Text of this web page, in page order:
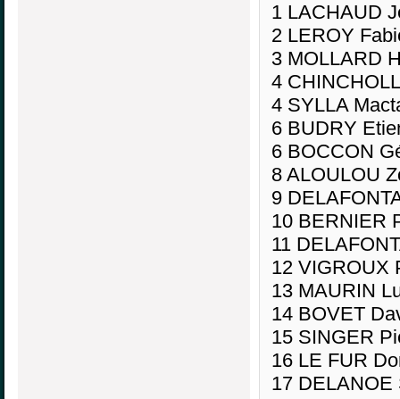
1 LACHAUD
2 LEROY
3 MOLLARD
4
4 SYLLA
6 BUDRY
6 BOCCON
8 ALOULOU
9
10 BERNIER
11
12 VIGROUX
13 MAURIN
14 BOVET
15 SINGER
16 LE FUR
17 DELANOE